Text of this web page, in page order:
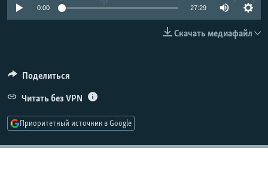
СОЦИАЛЬНЫЕ СЕТИ
0:00 27:29
Скачать медиафайл
Поделиться
Читать без VPN
Приоритетный источник в Google